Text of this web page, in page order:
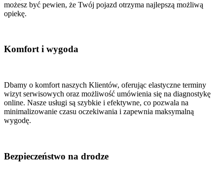
możesz być pewien, że Twój pojazd otrzyma najlepszą możliwą
opiekę.
Komfort i wygoda
Dbamy o komfort naszych Klientów, oferując elastyczne terminy
wizyt serwisowych oraz możliwość umówienia się na diagnostykę
online. Nasze usługi są szybkie i efektywne, co pozwala na
minimalizowanie czasu oczekiwania i zapewnia maksymalną
wygodę.
Bezpieczeństwo na drodze